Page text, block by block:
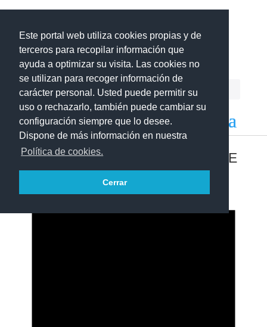
Este portal web utiliza cookies propias y de
terceros para recopilar información que
ayuda a optimizar su visita. Las cookies no
se utilizan para recoger información de
carácter personal. Usted puede permitir su
uso o rechazarlo, también puede cambiar su
configuración siempre que lo desee.
Dispone de más información en nuestra
Política de cookies.
Cerrar
Centro del Profesorado
La Gomera
CONVOCATORIAS ABIERTAS DE
PROYECTOS EDUCATIVOS